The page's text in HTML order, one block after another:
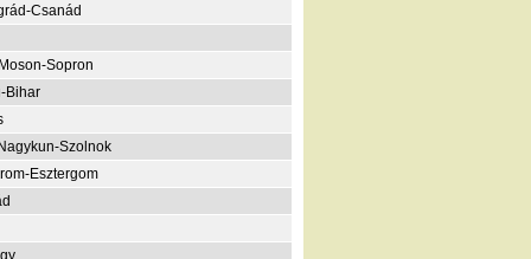
Csanád
Sopron
Bihar
Szolnok
Esztergom